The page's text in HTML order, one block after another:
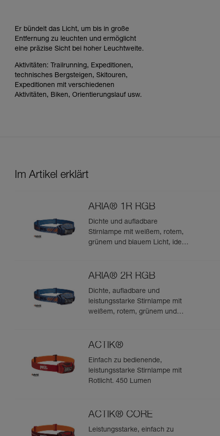
Er bündelt das Licht, um bis in große
Entfernung zu leuchten und ermöglicht
eine präzise Sicht bei hoher Leuchtweite.
Aktivitäten: Trailrunning, Expeditionen,
technisches Bergsteigen, Skitouren,
Expeditionen mit verschiedenen
Aktivitäten, Biken, Orientierungslauf usw.
Im Artikel erklärt
ARIA® 1R RGB
Dichte und aufladbare
Stirnlampe mit weißem, rotem,
grünem und blauem Licht, ideal
ARIA® 2R RGB
Dichte, aufladbare und
leistungsstarke Stirnlampe mit
weißem, rotem, grünem und
625 Lumen
ACTIK®
Einfach zu bedienende,
leistungsstarke Stirnlampe mit
Rotlicht. 450 Lumen
ACTIK® CORE
Leistungsstarke, einfach zu